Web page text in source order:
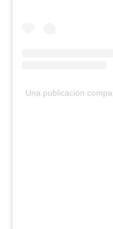
Una publicación